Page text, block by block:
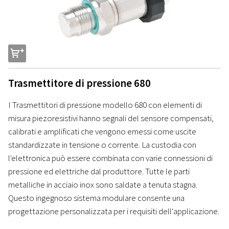
s
Trasmettitore di pressione 680
I Trasmettitori di pressione modello 680 con elementi di
misura piezoresistivi hanno segnali del sensore compensati,
calibrati e amplificati che vengono emessi come uscite
standardizzate in tensione o corrente. La custodia con
l'elettronica può essere combinata con varie connessioni di
pressione ed elettriche dal produttore. Tutte le parti
metalliche in acciaio inox sono saldate a tenuta stagna.
Questo ingegnoso sistema modulare consente una
progettazione personalizzata per i requisiti dell'applicazione.